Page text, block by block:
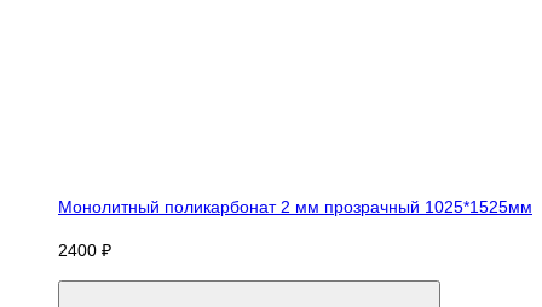
Монолитный поликарбонат 2 мм прозрачный 1025*1525мм
2400 ₽